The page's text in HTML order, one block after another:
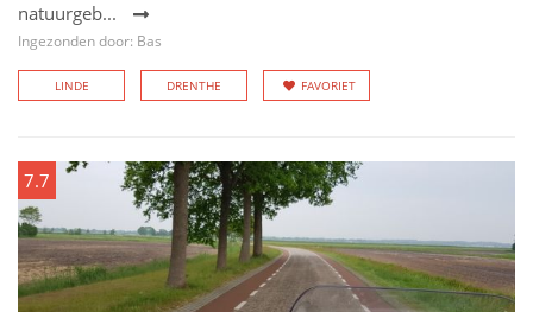
natuurgeb...
Ingezonden door: Bas
LINDE DRENTHE FAVORIET
7.7